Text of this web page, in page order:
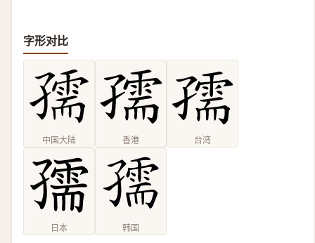
字形对比
中国大陆 香港 台湾
日本 韩国